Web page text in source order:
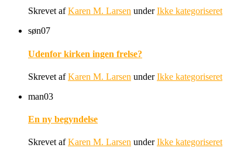
Skrevet afKaren M. Larsen underIkke kategoriseret
søn07
Udenfor kirken ingen frelse?
Skrevet afKaren M. Larsen underIkke kategoriseret
man03
En ny begyndelse
Skrevet afKaren M. Larsen underIkke kategoriseret